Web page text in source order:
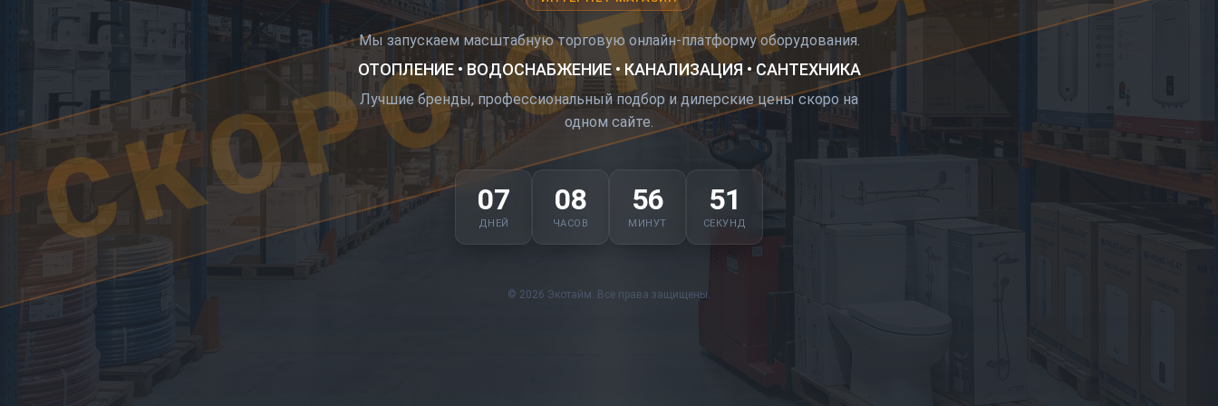
Мы запускаем масштабную торговую онлайн-платформу оборудования.
ОТОПЛЕНИЕ • ВОДОСНАБЖЕНИЕ • КАНАЛИЗАЦИЯ • САНТЕХНИКА
Лучшие бренды, профессиональный подбор и дилерские цены скоро на
одном сайте.
07
ДНЕЙ
08
ЧАСОВ
56
МИНУТ
50
СЕКУНД
© 2026 Экотайм. Все права защищены.